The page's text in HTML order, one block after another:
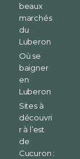
beaux
marchés
du
Luberon
Où se
baigner
en
Luberon
Sites à
découvri
r à l’est
de
Cucuron :